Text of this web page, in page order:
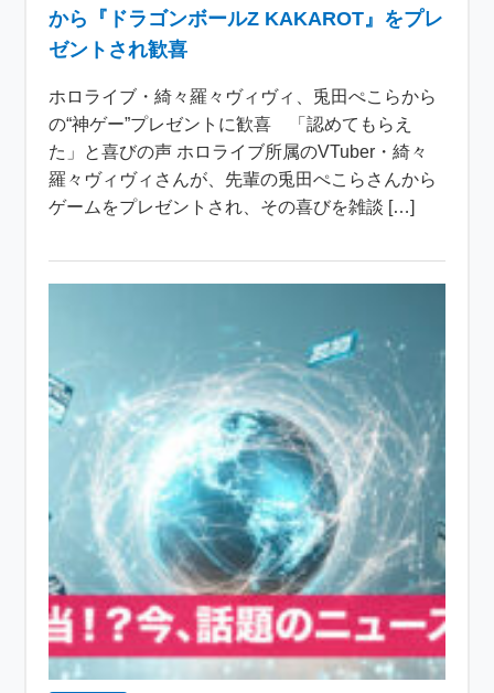
から『ドラゴンボールZ KAKAROT』をプレ
ゼントされ歓喜
ホロライブ・綺々羅々ヴィヴィ、兎田ぺこらから
の“神ゲー”プレゼントに歓喜 「認めてもらえ
た」と喜びの声 ホロライブ所属のVTuber・綺々
羅々ヴィヴィさんが、先輩の兎田ぺこらさんから
ゲームをプレゼントされ、その喜びを雑談 […]